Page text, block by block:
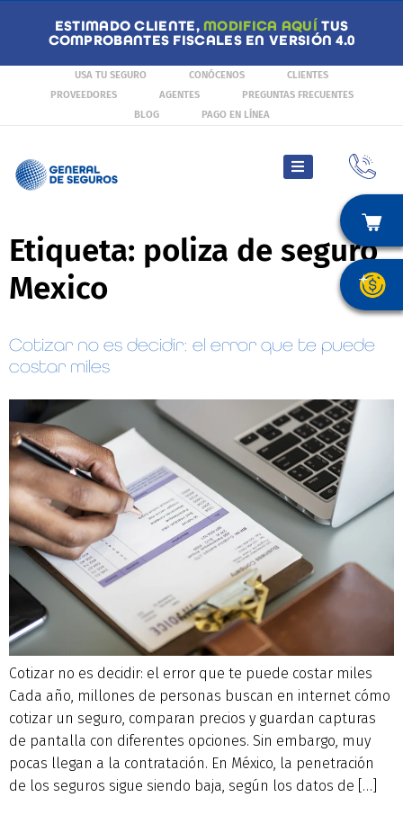
ESTIMADO CLIENTE, MODIFICA AQUÍ TUS
COMPROBANTES FISCALES EN VERSIÓN 4.0
USA TU SEGURO CONÓCENOS
CLIENTES
PROVEEDORES
AGENTES
PREGUNTAS FRECUENTES
BLOG
PAGO EN LÍNEA
Etiqueta: poliza de seguro
Mexico
Cotizar no es decidir: el error que te puede
costar miles
Cotizar no es decidir: el error que te puede costar miles
Cada año, millones de personas buscan en internet cómo
cotizar un seguro, comparan precios y guardan capturas
de pantalla con diferentes opciones. Sin embargo, muy
pocas llegan a la contratación. En México, la penetración
de los seguros sigue siendo baja, según los datos de […]